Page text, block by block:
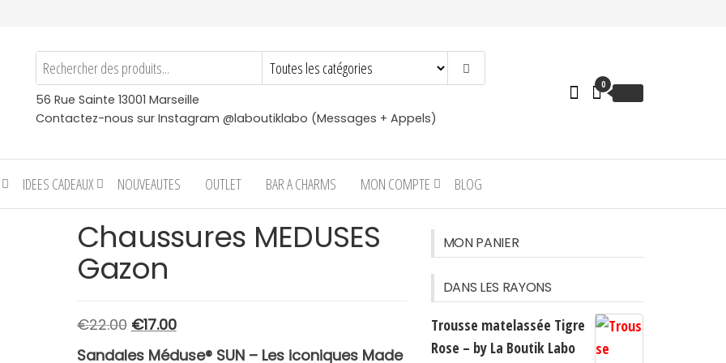
56 Rue Sainte 13001 Marseille
Contactez-nous sur Instagram @laboutiklabo (Messages + Appels)
0
IDEES CADEAUX NOUVEAUTES OUTLET BAR A CHARMS MON COMPTE BLOG
Chaussures MEDUSES
Gazon
€22.00 Le
prix
€17.00Le
prix
Sandales Méduse® SUN – Les iconiques Made
MON PANIER
DANS LES RAYONS
Trousse matelassée Tigre
Rose – by La Boutik Labo